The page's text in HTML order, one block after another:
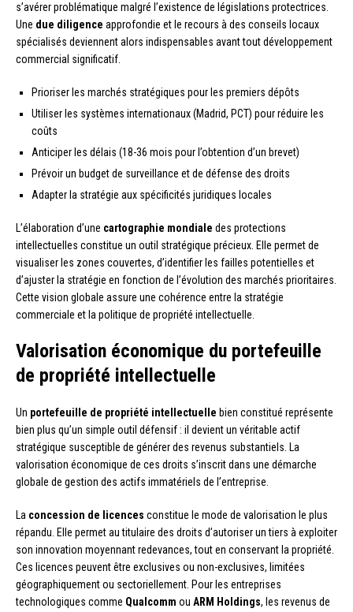
s’avérer problématique malgré l’existence de législations protectrices.
Une due diligence approfondie et le recours à des conseils locaux
spécialisés deviennent alors indispensables avant tout développement
commercial significatif.
Prioriser les marchés stratégiques pour les premiers dépôts
Utiliser les systèmes internationaux (Madrid, PCT) pour réduire les
coûts
Anticiper les délais (18-36 mois pour l’obtention d’un brevet)
Prévoir un budget de surveillance et de défense des droits
Adapter la stratégie aux spécificités juridiques locales
L’élaboration d’une cartographie mondiale des protections
intellectuelles constitue un outil stratégique précieux. Elle permet de
visualiser les zones couvertes, d’identifier les failles potentielles et
d’ajuster la stratégie en fonction de l’évolution des marchés prioritaires.
Cette vision globale assure une cohérence entre la stratégie
commerciale et la politique de propriété intellectuelle.
Valorisation économique du portefeuille
de propriété intellectuelle
Un portefeuille de propriété intellectuelle bien constitué représente
bien plus qu’un simple outil défensif : il devient un véritable actif
stratégique susceptible de générer des revenus substantiels. La
valorisation économique de ces droits s’inscrit dans une démarche
globale de gestion des actifs immatériels de l’entreprise.
La concession de licences constitue le mode de valorisation le plus
répandu. Elle permet au titulaire des droits d’autoriser un tiers à exploiter
son innovation moyennant redevances, tout en conservant la propriété.
Ces licences peuvent être exclusives ou non-exclusives, limitées
géographiquement ou sectoriellement. Pour les entreprises
technologiques comme Qualcomm ou ARM Holdings, les revenus de